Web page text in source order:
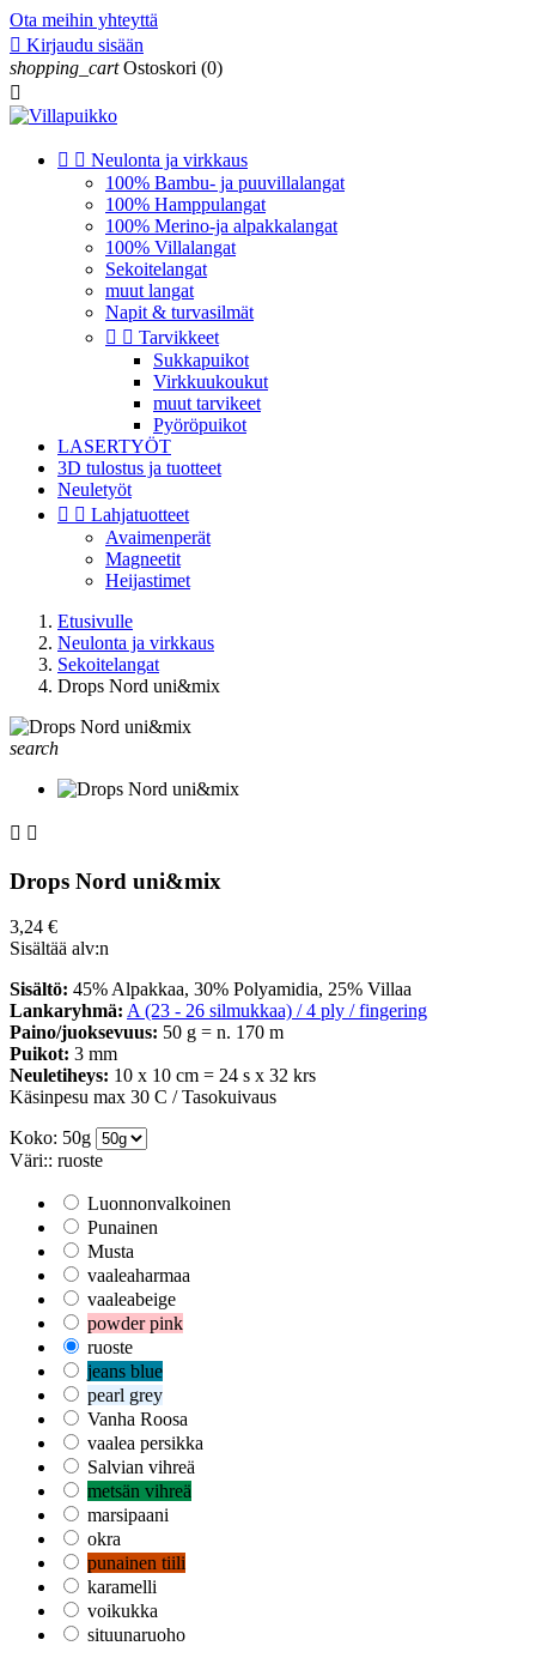
Ota meihin yhteyttä
 Kirjaudu sisään
shopping_cart Ostoskori (0)

  Neulonta ja virkkaus
100% Bambu- ja puuvillalangat
100% Hamppulangat
100% Merino-ja alpakkalangat
100% Villalangat
Sekoitelangat
muut langat
Napit & turvasilmät
  Tarvikkeet
Sukkapuikot
Virkkuukoukut
muut tarvikeet
Pyöröpuikot
LASERTYÖT
3D tulostus ja tuotteet
Neuletyöt
  Lahjatuotteet
Avaimenperät
Magneetit
Heijastimet
Etusivulle
Neulonta ja virkkaus
Sekoitelangat
Drops Nord uni&mix
search
 
Drops Nord uni&mix
3,24 €
Sisältää alv:n
Sisältö: 45% Alpakkaa, 30% Polyamidia, 25% Villaa
Lankaryhmä: A (23 - 26 silmukkaa) / 4 ply / fingering
Paino/juoksevuus: 50 g = n. 170 m
Puikot: 3 mm
Neuletiheys: 10 x 10 cm = 24 s x 32 krs
Käsinpesu max 30 C / Tasokuivaus
Koko: 50g
Väri:: ruoste
Luonnonvalkoinen
Punainen
Musta
vaaleaharmaa
vaaleabeige
powder pink
ruoste
jeans blue
pearl grey
Vanha Roosa
vaalea persikka
Salvian vihreä
metsän vihreä
marsipaani
okra
punainen tiili
karamelli
voikukka
situunaruoho